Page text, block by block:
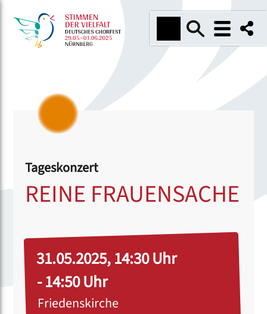
Tageskonzert
REINE FRAUENSACHE
31.05.2025, 14:30 Uhr
- 14:50 Uhr
Friedenskirche